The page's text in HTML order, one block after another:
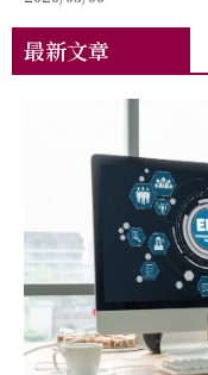
自然滋味
最新文章